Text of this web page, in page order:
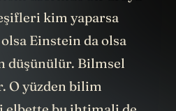
üzerinde bir araya
kim yaparsa
Einstein da olsa
düşünülür. Bilmsel
O yüzden bilim